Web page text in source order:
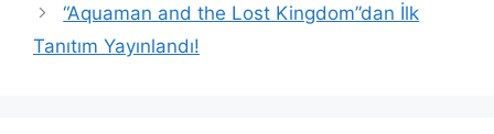
“Aquaman and the Lost Kingdom”dan İlk
Tanıtım Yayınlandı!